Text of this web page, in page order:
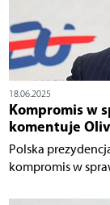
18.06.2025
Kompromis w
komentuje
Polska
kompromis w